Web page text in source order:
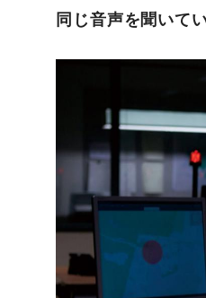
同じ音声を聞いて